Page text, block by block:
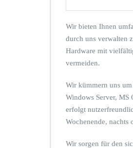
Wir bieten Ihnen
durch uns verwalten
Hardware mit
vermeiden.
Wir kümmern uns
Windows Server,
erfolgt
Wochenende,
Wir sorgen für den